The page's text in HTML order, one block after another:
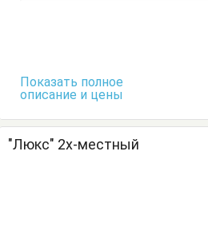
Показать полное
описание и цены
"Люкс" 2х-местный